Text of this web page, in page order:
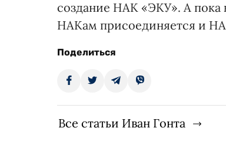
создание НАК «ЭКУ». А пока
НАКам присоединяется и
Поделиться
Все статьи Иван Гонта